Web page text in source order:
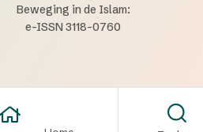
Beweging in de Islam:
e-ISSN 3118-0760